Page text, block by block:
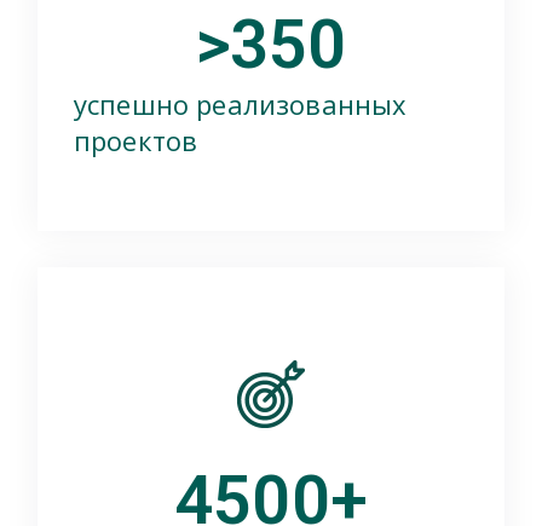
успешно реализованных
проектов
>350
4500+